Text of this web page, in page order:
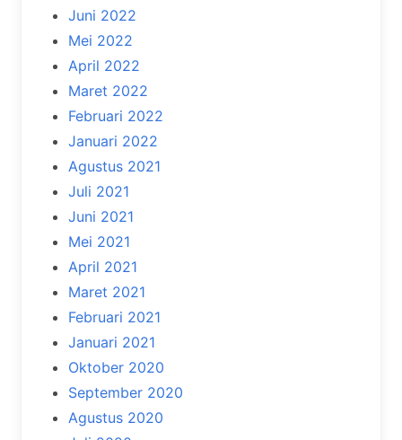
Juni 2022
Mei 2022
April 2022
Maret 2022
Februari 2022
Januari 2022
Agustus 2021
Juli 2021
Juni 2021
Mei 2021
April 2021
Maret 2021
Februari 2021
Januari 2021
Oktober 2020
September 2020
Agustus 2020